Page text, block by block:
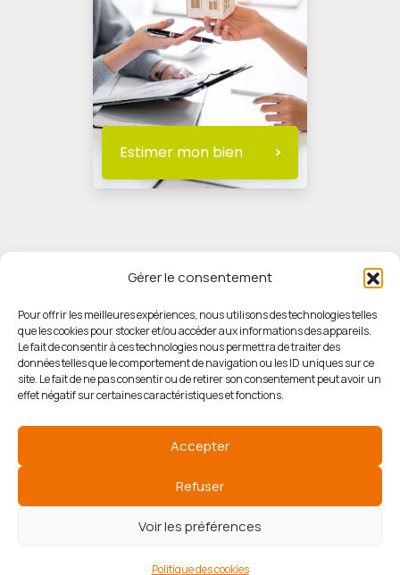
Gérer le consentement
Pour offrir les meilleures expériences, nous utilisons des technologies telles
que les cookies pour stocker et/ou accéder aux informations des appareils.
Le fait de consentir à ces technologies nous permettra de traiter des
données telles que le comportement de navigation ou les ID uniques sur ce
site. Le fait de ne pas consentir ou de retirer son consentement peut avoir un
effet négatif sur certaines caractéristiques et fonctions.
Accepter
Refuser
Voir les préférences
Politique des cookies
Estimer mon bien
© HORIZON IMMOBILIER
Mentions légales
Politique des cookies